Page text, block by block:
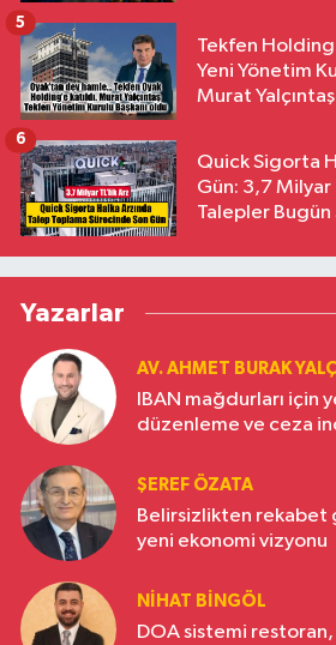
Tekfen
Yeni Yönetim
Murat
5
Quick Sigorta
Gün: 3,7 Milyar
Talepler Bugün
6
Yazarlar
AV. AHMET BURAK
IBAN mağdurları için
düzenleme ve ceza
ŞEREF ÖZATA
Belirsizlikten rekabet
yeni ekonomi vizyonu
NIHAT BINGÖL
DOA sistemi